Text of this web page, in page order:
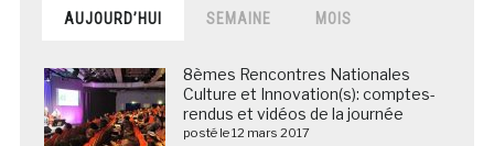
AUJOURD’HUI SEMAINE MOIS
8èmes Rencontres Nationales
Culture et Innovation(s): comptes-
rendus et vidéos de la journée
posté le 12 mars 2017